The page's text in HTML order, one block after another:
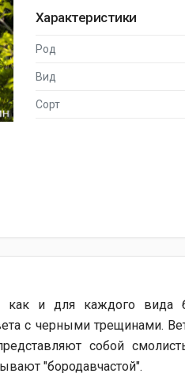
Характеристики
Род
Вид
Сорт
как и для каждого вида
с черными трещинами.
собой
"бородавчастой".